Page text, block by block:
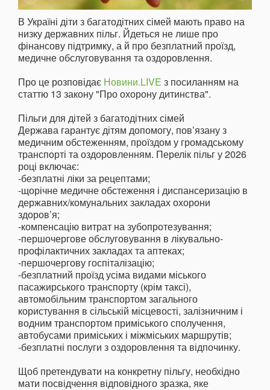
В Україні діти з багатодітних сімей мають право на
низку державних пільг. Йдеться не лише про
фінансову підтримку, а й про безплатний проїзд,
медичне обслуговування та оздоровлення.
Про це розповідає Новини.LIVE з посиланням на
статтю 13 закону "Про охорону дитинства".
Пільги для дітей з багатодітних сімей
Держава гарантує дітям допомогу, пов’язану з
медичним обстеженням, проїздом у громадському
транспорті та оздоровленням. Перелік пільг у 2026
році включає:
-безплатні ліки за рецептами;
-щорічне медичне обстеження і диспансеризацію в
державних/комунальних закладах охорони
здоров’я;
-компенсацію витрат на зубопротезування;
-першочергове обслуговування в лікувально-
профілактичних закладах та аптеках;
-першочергову госпіталізацію;
-безплатний проїзд усіма видами міського
пасажирського транспорту (крім таксі),
автомобільним транспортом загального
користування в сільській місцевості, залізничним і
водним транспортом приміського сполучення,
автобусами приміських і міжміських маршрутів;
-безплатні послуги з оздоровлення та відпочинку.
Щоб претендувати на конкретну пільгу, необхідно
мати посвідчення відповідного зразка, яке